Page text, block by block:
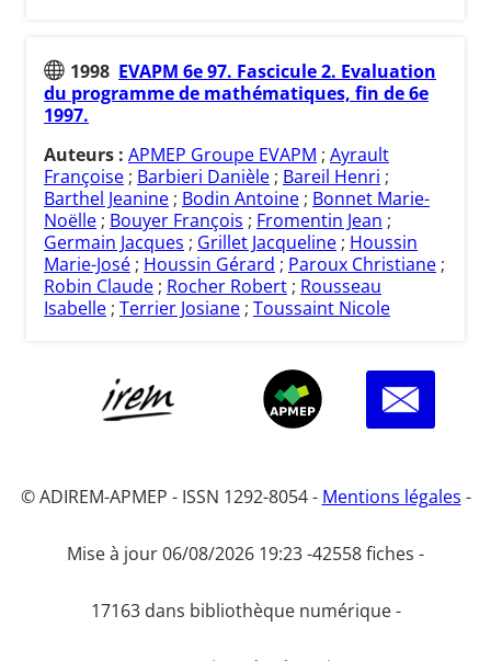
1998 EVAPM 6e 97. Fascicule 2. Evaluation
du programme de mathématiques, fin de 6e
1997.
Auteurs : APMEP Groupe EVAPM ; Ayrault
Françoise ; Barbieri Danièle ; Bareil Henri ;
Barthel Jeanine ; Bodin Antoine ; Bonnet Marie-
Noëlle ; Bouyer François ; Fromentin Jean ;
Germain Jacques ; Grillet Jacqueline ; Houssin
Marie-José ; Houssin Gérard ; Paroux Christiane ;
Robin Claude ; Rocher Robert ; Rousseau
Isabelle ; Terrier Josiane ; Toussaint Nicole
© ADIREM-APMEP - ISSN 1292-8054 - Mentions légales -
Mise à jour 06/08/2026 19:23 -42558 fiches -
17163 dans bibliothèque numérique -